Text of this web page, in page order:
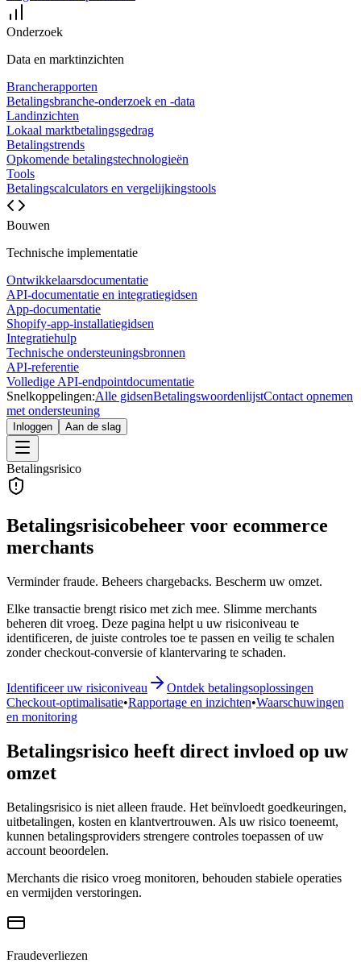
Onderzoek
Data en marktinzichten
Brancherapporten
Betalingsbranche-onderzoek en -data
Landinzichten
Lokaal marktbetalingsgedrag
Betalingstrends
Opkomende betalingstechnologieën
Tools
Betalingscalculators en vergelijkingstools
Bouwen
Technische implementatie
Ontwikkelaarsdocumentatie
API-documentatie en integratiegidsen
App-documentatie
Shopify-app-installatiegidsen
Integratiehulp
Technische ondersteuningsbronnen
API-referentie
Volledige API-endpointdocumentatie
Snelkoppelingen:Alle gidsenBetalingswoordenlijstContact opnemen
met ondersteuning
Inloggen Aan de slag
Betalingsrisico
Betalingsrisicobeheer voor ecommerce
merchants
Verminder fraude. Beheers chargebacks. Bescherm uw omzet.
Elke transactie brengt risico met zich mee. Slimme merchants
beheren dit vroeg. Deze pagina helpt u uw risiconiveau te
identificeren, de juiste controles toe te passen en veilig te schalen
zonder checkout-conversie of klantervaring te schaden.
Identificeer uw risiconiveau
Ontdek betalingsoplossingen
Checkout-optimalisatie•Rapportage en inzichten•Waarschuwingen
en monitoring
Betalingsrisico heeft direct invloed op uw
omzet
Betalingsrisico is niet alleen fraude. Het beïnvloedt goedkeuringen,
uitbetalingen, kosten en klantvertrouwen. Als uw risico toeneemt,
kunnen betalingsproviders strengere controles toepassen of uw
account beoordelen.
Merchants die risico vroeg monitoren, behouden stabiele operaties
en vermijden verstoringen.
Fraudeverliezen